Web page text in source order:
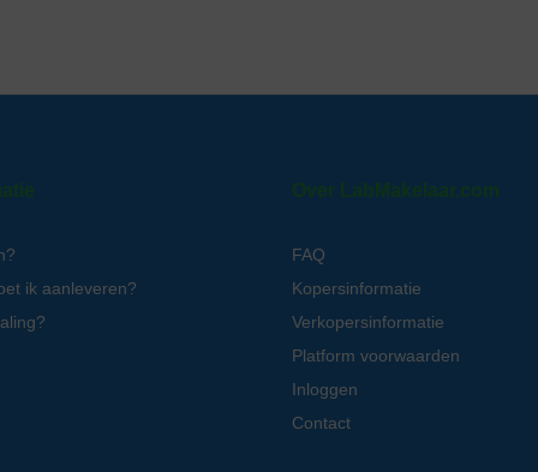
ik aanleveren?
Over LabMakelaar.com
FAQ
Kopersinformatie
Verkopersinformatie
Platform voorwaarden
Inloggen
Contact